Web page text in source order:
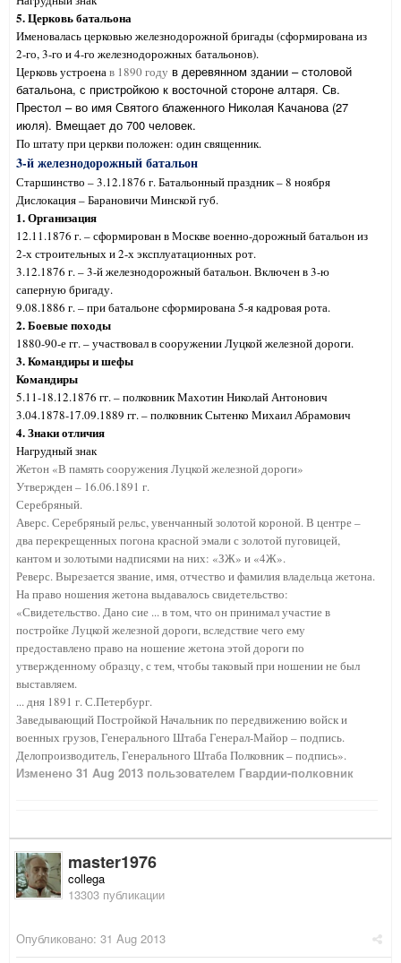
5. Церковь батальона
Именовалась церковью железнодорожной бригады (сформирована из
2-го, 3-го и 4-го железнодорожных батальонов).
Церковь устроенав 1890 году в деревянном здании – столовой
батальона, с пристройкою к восточной стороне алтаря. Св.
Престол – во имя Святого блаженного Николая Качанова (27
июля). Вмещает до 700 человек.
По штату при церкви положен: один священник.
3-й железнодорожный батальон
Старшинство – 3.12.1876 г. Батальонный праздник – 8 ноября
Дислокация – Барановичи Минской губ.
1. Организация
12.11.1876 г. – сформирован в Москве военно-дорожный батальон из
2-х строительных и 2-х эксплуатационных рот.
3.12.1876 г. – 3-й железнодорожный батальон. Включен в 3-ю
саперную бригаду.
9.08.1886 г. – при батальоне сформирована 5-я кадровая рота.
2. Боевые походы
1880-90-е гг. – участвовал в сооружении Луцкой железной дороги.
3. Командиры и шефы
Командиры
5.11-18.12.1876 гг. – полковник Махотин Николай Антонович
3.04.1878-17.09.1889 гг. – полковник Сытенко Михаил Абрамович
4. Знаки отличия
Нагрудный знак
Жетон «В память сооружения Луцкой железной дороги»
Утвержден – 16.06.1891 г.
Серебряный.
Аверс. Серебряный рельс, увенчанный золотой короной. В центре –
два перекрещенных погона красной эмали с золотой пуговицей,
кантом и золотыми надписями на них: «ЗЖ» и «4Ж».
Реверс. Вырезается звание, имя, отчество и фамилия владельца жетона.
На право ношения жетона выдавалось свидетельство:
«Свидетельство. Дано сие ... в том, что он принимал участие в
постройке Луцкой железной дороги, вследствие чего ему
предоставлено право на ношение жетона этой дороги по
утвержденному образцу, с тем, чтобы таковый при ношении не был
выставляем.
... дня 1891 г. С.Петербург.
Заведывающий Постройкой Начальник по передвижению войск и
военных грузов, Генерального Штаба Генерал-Майор – подпись.
Делопроизводитель, Генерального Штаба Полковник – подпись».
Изменено 31 Aug 2013 пользователем Гвардии-полковник
master1976
collega
13303 публикации
Опубликовано: 31 Aug 2013